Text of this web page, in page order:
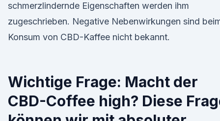
schmerzlindernde Eigenschaften werden ihm
zugeschrieben. Negative Nebenwirkungen sind
Konsum von CBD-Kaffee nicht bekannt.
Wichtige Frage: Macht der
CBD-Coffee high? Diese